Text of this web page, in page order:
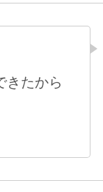
きたから